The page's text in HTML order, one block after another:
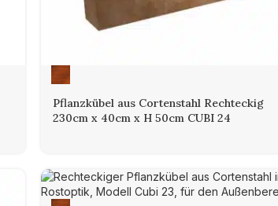
Pflanzkübel aus Cortenstahl Rechteckig
230cm x 40cm x H 50cm CUBI 24